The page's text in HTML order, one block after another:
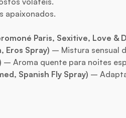
apaixonados.
Paris, Sexitive, Love &
Eros Spray) – Mistura sensual
– Aroma quente para noites
Spanish Fly Spray) –